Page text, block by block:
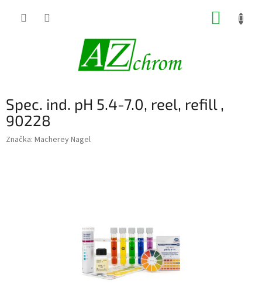
Spec. ind. pH 5.4-7.0, reel, refill ,
90228
Značka: Macherey Nagel